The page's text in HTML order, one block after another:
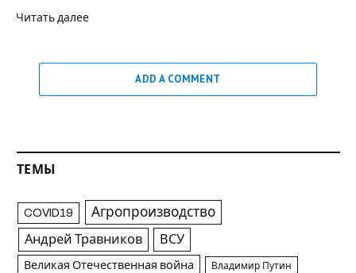
Читать далее
ADD A COMMENT
ТЕМЫ
COVID19 Агропроизводство
Андрей Травников ВСУ
Великая Отечественная война Владимир Путин